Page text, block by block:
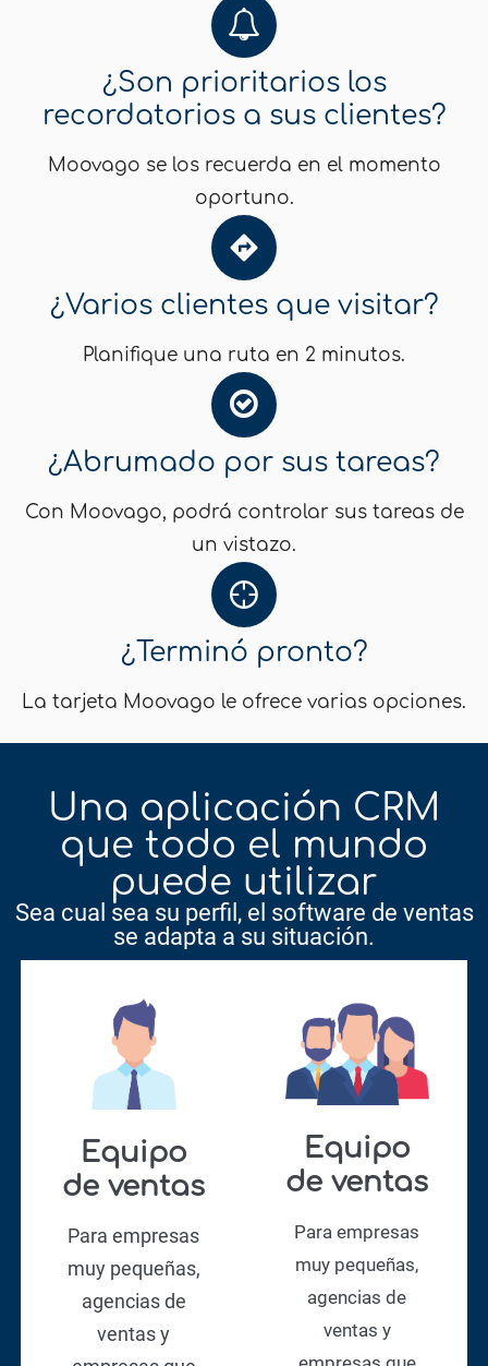
¿Son prioritarios los
recordatorios a sus clientes?
Moovago se los recuerda en el momento
oportuno.
¿Varios clientes que visitar?
Planifique una ruta en 2 minutos.
¿Abrumado por sus tareas?
Con Moovago, podrá controlar sus tareas de
un vistazo.
¿Terminó pronto?
La tarjeta Moovago le ofrece varias opciones.
Una aplicación CRM
que todo el mundo
puede utilizar
Sea cual sea su perfil, el software de ventas
se adapta a su situación.
Equipo
de ventas
Para empresas
muy pequeñas,
agencias de
ventas y
Equipo
de ventas
Para empresas
muy pequeñas,
agencias de
ventas y